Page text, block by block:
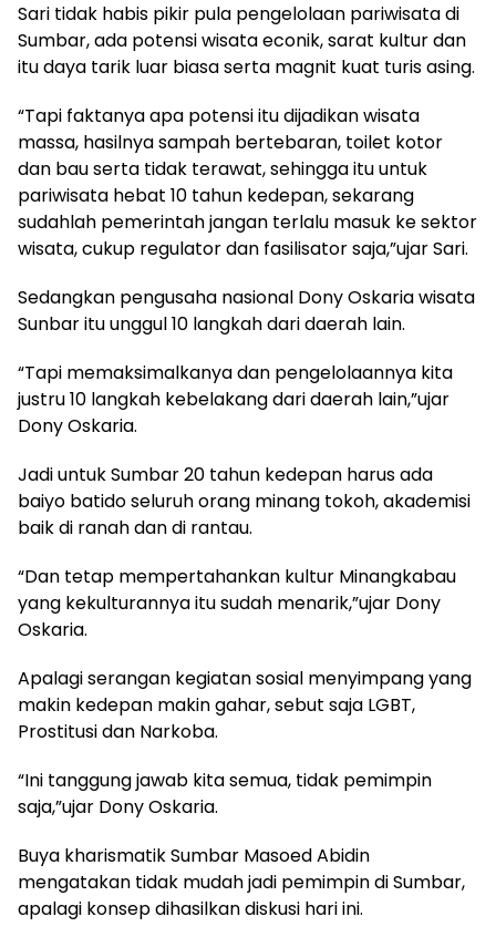
Sari tidak habis pikir pula pengelolaan pariwisata di
Sumbar, ada potensi wisata econik, sarat kultur dan
itu daya tarik luar biasa serta magnit kuat turis asing.
“Tapi faktanya apa potensi itu dijadikan wisata
massa, hasilnya sampah bertebaran, toilet kotor
dan bau serta tidak terawat, sehingga itu untuk
pariwisata hebat 10 tahun kedepan, sekarang
sudahlah pemerintah jangan terlalu masuk ke sektor
wisata, cukup regulator dan fasilisator saja,”ujar Sari.
Sedangkan pengusaha nasional Dony Oskaria wisata
Sunbar itu unggul 10 langkah dari daerah lain.
“Tapi memaksimalkanya dan pengelolaannya kita
justru 10 langkah kebelakang dari daerah lain,”ujar
Dony Oskaria.
Jadi untuk Sumbar 20 tahun kedepan harus ada
baiyo batido seluruh orang minang tokoh, akademisi
baik di ranah dan di rantau.
“Dan tetap mempertahankan kultur Minangkabau
yang kekulturannya itu sudah menarik,”ujar Dony
Oskaria.
Apalagi serangan kegiatan sosial menyimpang yang
makin kedepan makin gahar, sebut saja LGBT,
Prostitusi dan Narkoba.
“Ini tanggung jawab kita semua, tidak pemimpin
saja,”ujar Dony Oskaria.
Buya kharismatik Sumbar Masoed Abidin
mengatakan tidak mudah jadi pemimpin di Sumbar,
apalagi konsep dihasilkan diskusi hari ini.